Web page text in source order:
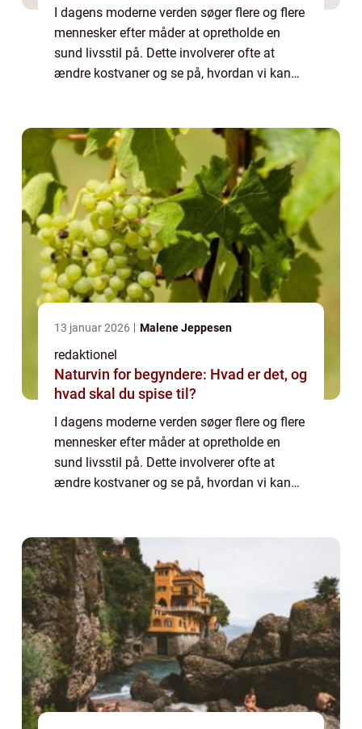
I dagens moderne verden søger flere og flere
mennesker efter måder at opretholde en
sund livsstil på. Dette involverer ofte at
ændre kostvaner og se på, hvordan vi kan
13 januar 2026 Malene Jeppesen
redaktionel
Naturvin for begyndere: Hvad er det, og
hvad skal du spise til?
I dagens moderne verden søger flere og flere
mennesker efter måder at opretholde en
sund livsstil på. Dette involverer ofte at
ændre kostvaner og se på, hvordan vi kan